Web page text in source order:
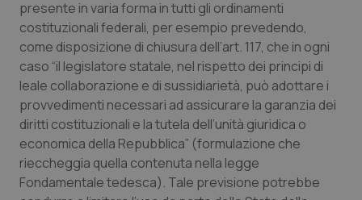
presente in varia forma in tutti gli ordinamenti
costituzionali federali, per esempio prevedendo,
come disposizione di chiusura dell’art. 117, che in ogni
caso “il legislatore statale, nel rispetto dei principi di
leale collaborazione e di sussidiarietà, può adottare i
provvedimenti necessari ad assicurare la garanzia dei
diritti costituzionali e la tutela dell’unità giuridica o
economica della Repubblica” (formulazione che
rieccheggia quella contenuta nella legge
Fondamentale tedesca). Tale previsione potrebbe